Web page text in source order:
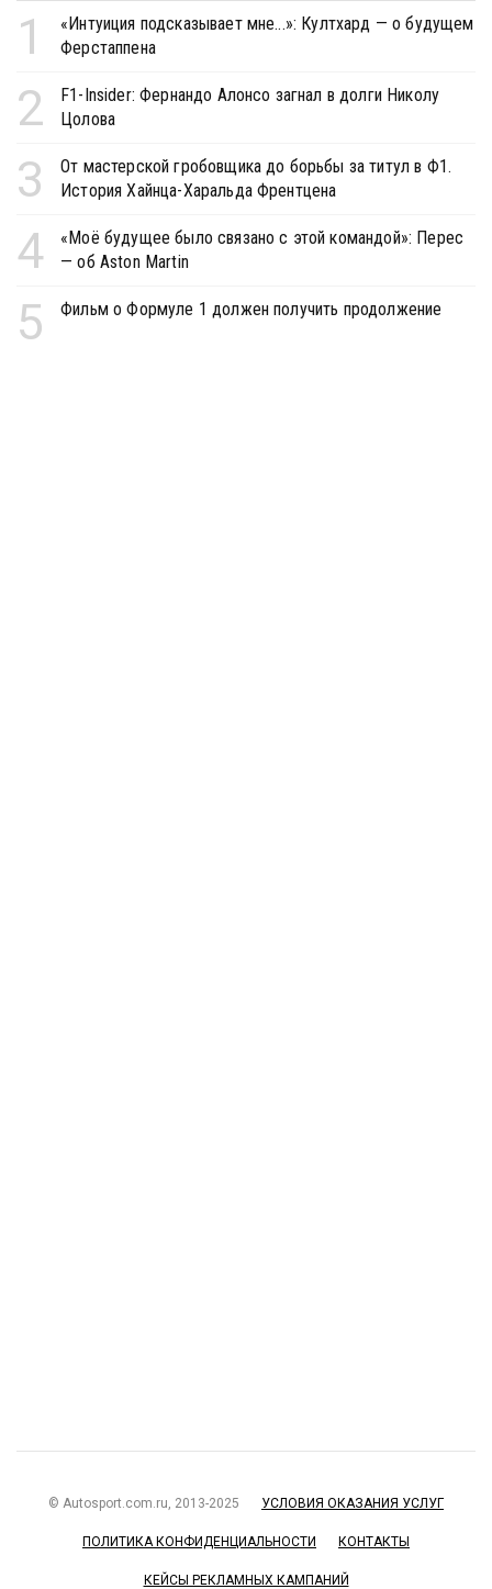
1
«Интуиция подсказывает мне...»: Култхард — о будущем
Ферстаппена
2
F1-Insider: Фернандо Алонсо загнал в долги Николу
Цолова
3
От мастерской гробовщика до борьбы за титул в Ф1.
История Хайнца-Харальда Френтцена
4
«Моё будущее было связано с этой командой»: Перес
— об Aston Martin
5 Фильм о Формуле 1 должен получить продолжение
© Autosport.com.ru, 2013-2025 УСЛОВИЯ ОКАЗАНИЯ УСЛУГ
ПОЛИТИКА КОНФИДЕНЦИАЛЬНОСТИ КОНТАКТЫ
КЕЙСЫ РЕКЛАМНЫХ КАМПАНИЙ